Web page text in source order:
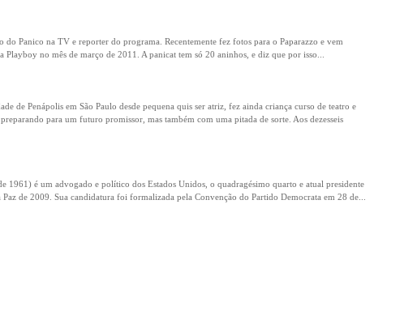
do Panico na TV e reporter do programa. Recentemente fez fotos para o Paparazzo e vem
Playboy no mês de março de 2011. A panicat tem só 20 aninhos, e diz que por isso...
de Penápolis em São Paulo desde pequena quis ser atriz, fez ainda criança curso de teatro e
para um futuro promissor, mas também com uma pitada de sorte. Aos dezesseis
1961) é um advogado e político dos Estados Unidos, o quadragésimo quarto e atual presidente
de 2009. Sua candidatura foi formalizada pela Convenção do Partido Democrata em 28 de...